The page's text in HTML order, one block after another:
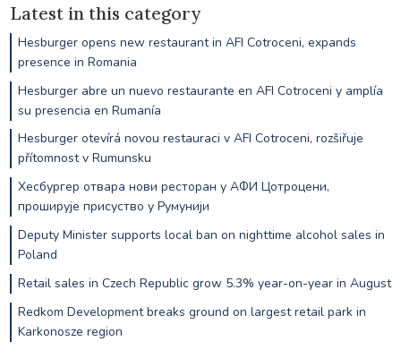
Latest in this category
Hesburger opens new restaurant in AFI Cotroceni, expands
presence in Romania
Hesburger abre un nuevo restaurante en AFI Cotroceni y amplía
su presencia en Rumanía
Hesburger otevírá novou restauraci v AFI Cotroceni, rozšiřuje
přítomnost v Rumunsku
Хесбургер отвара нови ресторан у АФИ Цотроцени,
проширује присуство у Румунији
Deputy Minister supports local ban on nighttime alcohol sales in
Poland
Retail sales in Czech Republic grow 5.3% year-on-year in August
Redkom Development breaks ground on largest retail park in
Karkonosze region